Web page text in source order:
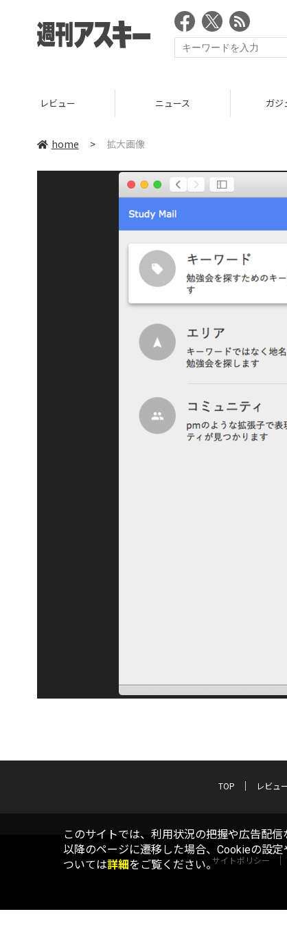
レビュー ニュース ガジ
home > 拡大画像
TOP レビュ
サイトポリシー
このサイトでは、利用状況の把握や広告配
以降のページに遷移した場合、Cookieの設
ついては詳細をご覧ください。